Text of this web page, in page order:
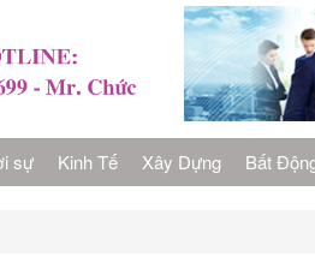
sự Kinh Tế Xây Dựng Bất